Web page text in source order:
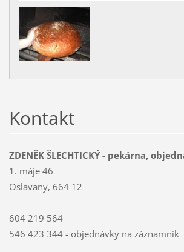
Kontakt
ZDENĚK ŠLECHTICKÝ - pekárna,
1. máje 46
Oslavany, 664 12
604 219 564
546 423 344 - objednávky na záznamník